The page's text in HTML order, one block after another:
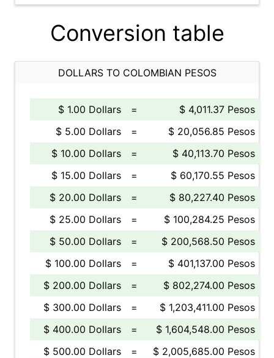
Conversion table
DOLLARS TO COLOMBIAN PESOS
$ 1.00 Dollars =
$ 4,011.37 Pesos
$ 5.00 Dollars
=
$ 20,056.85 Pesos
$ 10.00 Dollars
=
$ 40,113.70 Pesos
$ 15.00 Dollars
=
$ 60,170.55 Pesos
$ 20.00 Dollars
=
$ 80,227.40 Pesos
$ 25.00 Dollars
=
$ 100,284.25 Pesos
$ 50.00 Dollars
=
$ 200,568.50 Pesos
$ 100.00 Dollars
=
$ 401,137.00 Pesos
$ 200.00 Dollars
=
$ 802,274.00 Pesos
$ 300.00 Dollars
=
$ 1,203,411.00 Pesos
$ 400.00 Dollars
=
$ 1,604,548.00 Pesos
$ 500.00 Dollars
=
$ 2,005,685.00 Pesos